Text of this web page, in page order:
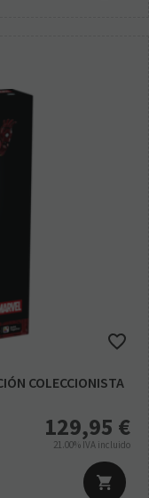
COLECCIONISTA
129,95 €
21.00% IVA incluido